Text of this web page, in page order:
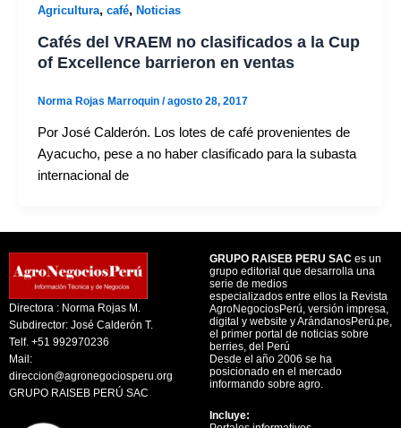
Agricultura, café, Noticias
Cafés del VRAEM no clasificados a la Cup
of Excellence barrieron en ventas
Norma Rojas Marroquin /agosto 28, 2017
Por José Calderón. Los lotes de café provenientes de
Ayacucho, pese a no haber clasificado para la subasta
internacional de
Directora : Norma Rojas M.
Subdirector: José Calderón T.
Telf. +51 992970236
Mail:
direccion@agronegociosperu.org
GRUPO RAISEB PERÚ SAC
GRUPO RAISEB PERU SAC es un
grupo editorial que desarrolla una
serie de medios
especializados entre ellos la Revista
AgroNegociosPerú, versión impresa,
digital y website y ArándanosPerú.pe,
el primer portal de noticias sobre
berries, del Perú
Desde el año 2006 se ha
posicionado en el mercado
informando sobre agro.
Incluye: